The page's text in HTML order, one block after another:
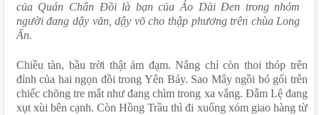
của Quán Chân Đồi là bạn của Áo Dài Đen trong nhóm
người đang dậy văn, dậy võ cho thập phương trên chùa Long
Ẩn.
Chiều tàn, bầu trời thật ảm đạm. Nắng chỉ còn thoi thóp trên
đỉnh của hai ngọn đồi trong Yên Báy. Sao Mây ngồi bó gối trên
chiếc chõng tre mắt như đang chìm trong xa vắng. Đẫm Lệ đang
xụt xùi bên cạnh. Còn Hồng Trầu thì đi xuống xóm giao hàng từ